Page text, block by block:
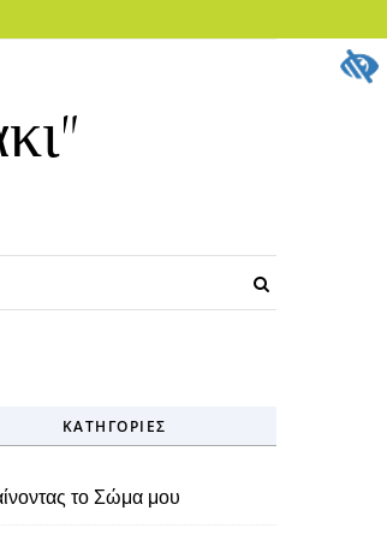
ΚΑΤΗΓΟΡΊΕΣ
το Σώμα μου